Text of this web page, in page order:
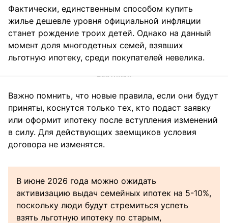
Фактически, единственным способом купить
жилье дешевле уровня официальной инфляции
станет рождение троих детей. Однако на данный
момент доля многодетных семей, взявших
льготную ипотеку, среди покупателей невелика.
Важно помнить, что новые правила, если они будут
приняты, коснутся только тех, кто подаст заявку
или оформит ипотеку после вступления изменений
в силу. Для действующих заемщиков условия
договора не изменятся.
В июне 2026 года можно ожидать
активизацию выдач семейных ипотек на 5-10%,
поскольку люди будут стремиться успеть
взять льготную ипотеку по старым,